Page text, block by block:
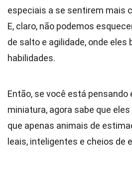
especiais a se sentirem mais
E, claro, não podemos
de salto e agilidade, onde eles
habilidades.
Então, se você está pensando
miniatura, agora sabe que
que apenas animais de
leais, inteligentes e cheios de